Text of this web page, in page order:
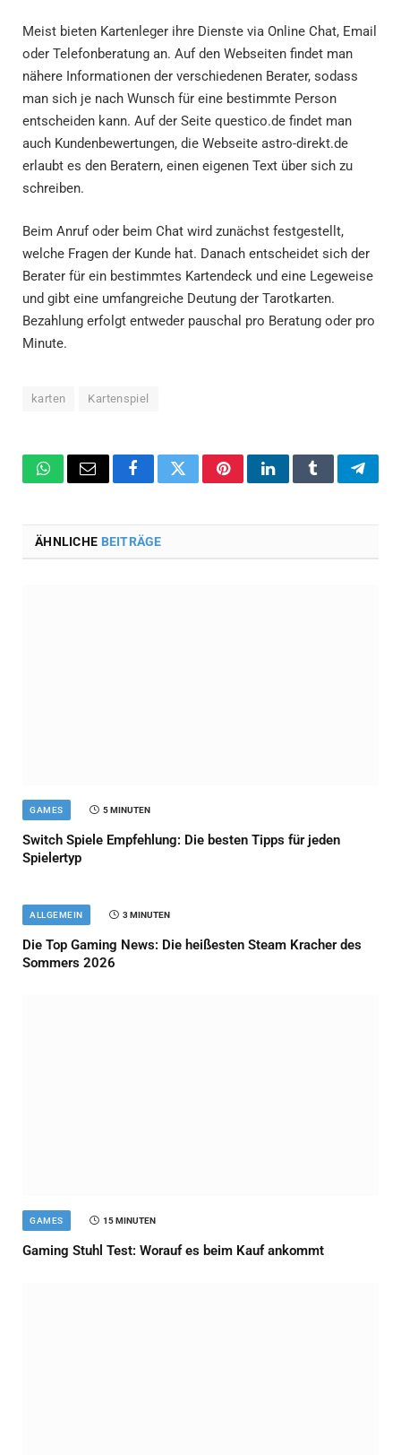
Meist bieten Kartenleger ihre Dienste via Online Chat, Email
oder Telefonberatung an. Auf den Webseiten findet man
nähere Informationen der verschiedenen Berater, sodass
man sich je nach Wunsch für eine bestimmte Person
entscheiden kann. Auf der Seite questico.de findet man
auch Kundenbewertungen, die Webseite astro-direkt.de
erlaubt es den Beratern, einen eigenen Text über sich zu
schreiben.
Beim Anruf oder beim Chat wird zunächst festgestellt,
welche Fragen der Kunde hat. Danach entscheidet sich der
Berater für ein bestimmtes Kartendeck und eine Legeweise
und gibt eine umfangreiche Deutung der Tarotkarten.
Bezahlung erfolgt entweder pauschal pro Beratung oder pro
Minute.
karten Kartenspiel
WhatsApp
Email FacebookTwitterPinterestLinkedInTumblr
ÄHNLICHE BEITRÄGE
GAMES 5 MINUTEN
Switch Spiele Empfehlung: Die besten Tipps für jeden
Spielertyp
ALLGEMEIN 3 MINUTEN
Die Top Gaming News: Die heißesten Steam Kracher des
Sommers 2026
GAMES 15 MINUTEN
Gaming Stuhl Test: Worauf es beim Kauf ankommt